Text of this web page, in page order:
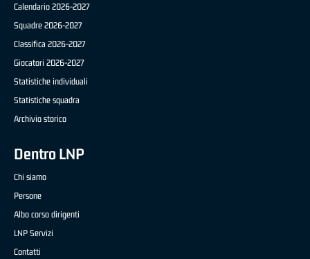
Calendario 2026-2027
Squadre 2026-2027
Classifica 2026-2027
Giocatori 2026-2027
Statistiche individuali
Statistiche squadra
Archivio storico
Dentro LNP
Chi siamo
Persone
Albo corso dirigenti
LNP Servizi
Contatti